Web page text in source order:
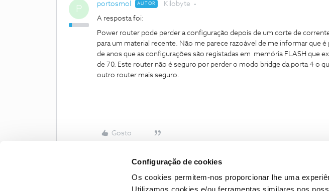
Configuração de cookies
Os cookies permitem-nos proporcionar lhe uma
P portosmol AUTOR Kilobyte
A resposta foi:
Power router pode perder a configuração depois de um corte de
para um material recente. Não me parece razoável de me informar que é
de anos que as configurações são registadas em memória FLASH que
de 70. Este router não é seguro por perder o modo bridge da porta 4 o
outro router mais seguro.
Gosto